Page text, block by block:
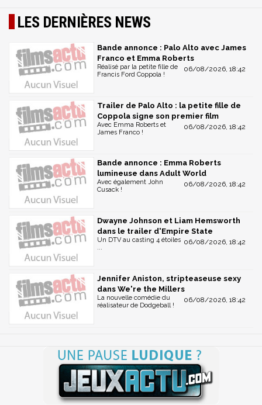
LES DERNIÈRES NEWS
Bande annonce : Palo Alto avec James
Franco et Emma Roberts
06/08/2026, 18:42
Réalisé par la petite fille de
Francis Ford Coppola !
Trailer de Palo Alto : la petite fille de
Coppola signe son premier film
06/08/2026, 18:42
Avec Emma Roberts et
James Franco !
Bande annonce : Emma Roberts
lumineuse dans Adult World
06/08/2026, 18:42
Avec également John
Cusack !
Dwayne Johnson et Liam Hemsworth
dans le trailer d'Empire State
06/08/2026, 18:42
Un DTV au casting 4 étoiles
...
Jennifer Aniston, stripteaseuse sexy
dans We're the Millers
06/08/2026, 18:42
La nouvelle comédie du
réalisateur de Dodgeball !